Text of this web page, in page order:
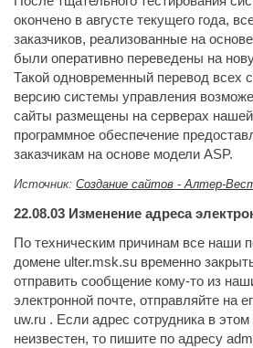
окончено в августе текущего года,
заказчиков, реализованные на
были оперативно переведены на
Такой одновременный перевод всех
версию системы управления
сайты размещены на серверах
программное обеспечение
заказчикам на основе модели ASP.
Источник: Создание сайтов - Алтер-
22.08.03 Изменение адреса
По техническим причинам все наши
домене ulter.msk.su временно
отправить сообщение кому-то из
электронной почте, отправляйте на
uw.ru . Если адрес сотрудника в
неизвестен, то пишите по адресу